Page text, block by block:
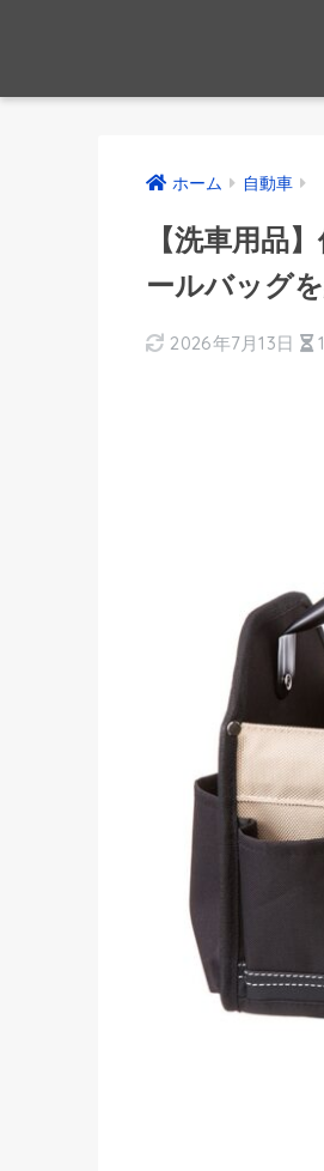
ホーム 自動車
【洗車用品
ールバッグ
2026年7月13日